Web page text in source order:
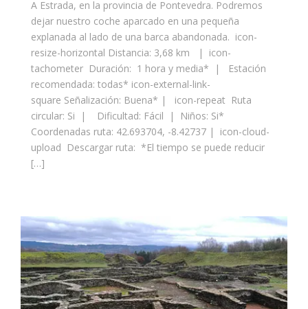
A Estrada, en la provincia de Pontevedra. Podremos
dejar nuestro coche aparcado en una pequeña
explanada al lado de una barca abandonada. icon-
resize-horizontal Distancia: 3,68 km | icon-
tachometer Duración: 1 hora y media* | Estación
recomendada: todas* icon-external-link-
square Señalización: Buena* | icon-repeat Ruta
circular: Si | Dificultad: Fácil | Niños: Si*
Coordenadas ruta: 42.693704, -8.42737 | icon-cloud-
upload Descargar ruta: *El tiempo se puede reducir
[…]